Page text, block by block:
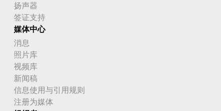
扬声器
签证支持
媒体中心
消息
照片库
视频库
新闻稿
信息使用与引用规则
注册为媒体